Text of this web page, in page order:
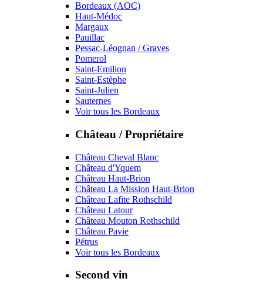
Bordeaux (AOC)
Haut-Médoc
Margaux
Pauillac
Pessac-Léognan / Graves
Pomerol
Saint-Emilion
Saint-Estèphe
Saint-Julien
Sauternes
Voir tous les Bordeaux
Château / Propriétaire
Château Cheval Blanc
Château d'Yquem
Château Haut-Brion
Château La Mission Haut-Brion
Château Lafite Rothschild
Château Latour
Château Mouton Rothschild
Château Pavie
Pétrus
Voir tous les Bordeaux
Second vin